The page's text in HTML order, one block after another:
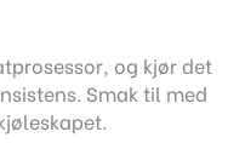
og kjør det
Smak til med